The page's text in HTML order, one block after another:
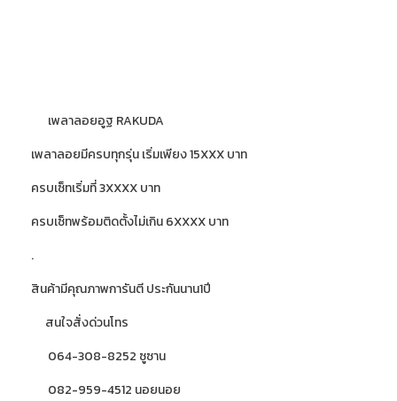
เพลาลอยอูฐ RAKUDA
เพลาลอยมีครบทุกรุ่น เริ่มเพียง 15XXX บาท
ครบเซ็ทเริ่มที่ 3XXXX บาท
ครบเซ็ทพร้อมติดตั้งไม่เกิน 6XXXX บาท
.
สินค้ามีคุณภาพการันตี ประกันนาน1ปี
สนใจสั่งด่วนโทร
064-308-8252 ซูซาน
082-959-4512 นอยนอย